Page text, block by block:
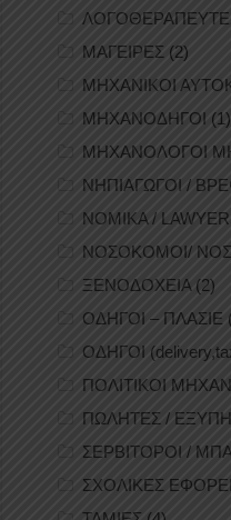
ΜΑΓΕΙΡΕΣ (2)
ΜΗΧΑΝΙΚΟΙ
ΜΗΧΑΝΟΔΗΓΟΙ (1)
ΜΗΧΑΝΟΛΟΓΟΙ
ΝΗΠΙΑΓΩΓΟΙ /
ΝΟΜΙΚΑ /
ΝΟΣΟΚΟΜΟΙ/
ΞΕΝΟΔΟΧΕΙΑ (2)
ΟΔΗΓΟΙ – ΠΛΑΣΙΕ
ΟΔΗΓΟΙ
ΠΟΛΙΤΙΚΟΙ
ΠΩΛΗΤΕΣ /
ΣΕΡΒΙΤΟΡΟΙ /
ΣΧΟΛΙΚΕΣ